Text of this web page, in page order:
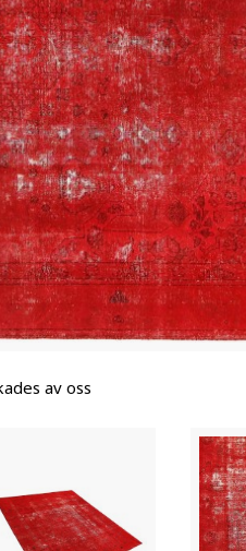
av oss